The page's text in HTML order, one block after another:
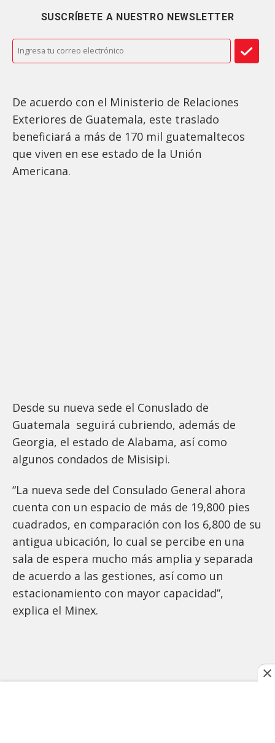
SUSCRÍBETE A NUESTRO NEWSLETTER
De acuerdo con el Ministerio de Relaciones
Exteriores de Guatemala, este traslado
beneficiará a más de 170 mil guatemaltecos
que viven en ese estado de la Unión
Americana.
Desde su nueva sede el Conuslado de
Guatemala seguirá cubriendo, además de
Georgia, el estado de Alabama, así como
algunos condados de Misisipi.
“La nueva sede del Consulado General ahora
cuenta con un espacio de más de 19,800 pies
cuadrados, en comparación con los 6,800 de su
antigua ubicación, lo cual se percibe en una
sala de espera mucho más amplia y separada
de acuerdo a las gestiones, así como un
estacionamiento con mayor capacidad”,
explica el Minex.